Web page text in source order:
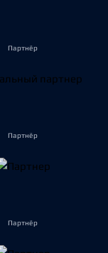
Партнёр
Партнёр
Партнёр